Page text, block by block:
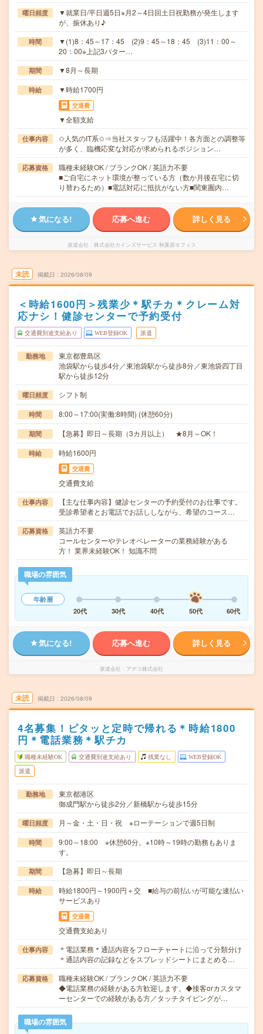
曜日頻度
▼就業日/平日週5日※月2～4日回土日祝勤務が発生します
が、振休あり♪
時間
▼(1)8：45～17：45 (2)9：45～18：45 (3)11：00～
20：00※上記3パター…
期間 ▼8月～長期
時給 ▼時給1700円
交通費
▼全額支給
仕事内容
✩人気のIT系✩⇒当社スタッフも活躍中！各方面との調整等
が多く、臨機応変な対応が求められるポジション…
応募資格
職種未経験OK / ブランクOK / 英語力不要
■ご自宅にネット環境が整っている方（数か月後在宅に切
り替わるため）■電話対応に抵抗がない方■関東圏内…
気になる! 応募へ進む 詳しく見る
派遣会社 株式会社カインズサービス 秋葉原オフィス
未読 掲載日 2026/08/09
＜時給1600円＞残業少＊駅チカ＊クレーム対
応ナシ！健診センターで予約受付
交通費別途支給あり WEB登録OK 派遣
勤務地
東京都豊島区
池袋駅から徒歩4分／東池袋駅から徒歩8分／東池袋四丁目
駅から徒歩12分
曜日頻度 シフト制
時間 8:00～17:00(実働:8時間) (休憩60分)
期間 【急募】即日～長期（3カ月以上） ★8月～OK！
時給 時給1600円
交通費
交通費支給
仕事内容
【主な仕事内容】健診センターの予約受付のお仕事です。
受診希望者とお電話でお話ししながら、希望のコース…
応募資格
英語力不要
コールセンターやテレオペレーターの業務経験がある
方！ 業界未経験OK！ 知識不問
職場の雰囲気
年齢層
20代
30代 40代 50代 60代
気になる! 応募へ進む 詳しく見る
派遣会社 アデコ株式会社
未読 掲載日 2026/08/09
4名募集！ピタッと定時で帰れる＊時給1800
円＊電話業務＊駅チカ
職種未経験OK 交通費別途支給あり 残業なし WEB登録OK
派遣
勤務地
東京都港区
御成門駅から徒歩2分／新橋駅から徒歩15分
曜日頻度 月～金・土・日・祝 ※ローテーションで週5日制
時間
9:00～18:00 ※休憩60分。※10時～19時の勤務もありま
す。
期間 【急募】即日～長期
時給
時給1800円～1900円＋交 ■給与の前払いが可能な速払い
サービスあり
交通費
交通費支給あり
仕事内容
＊電話業務＊通話内容をフローチャートに沿って分類分け
＊通話内容の記録などをスプレッドシートにまとめる…
応募資格
職種未経験OK / ブランクOK / 英語力不要
◆電話業務の経験がある方歓迎します。◆接客orカスタマ
ーセンターでの経験がある方／タッチタイピングが…
職場の雰囲気